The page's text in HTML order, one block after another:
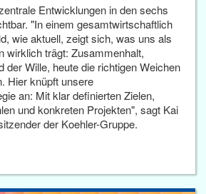
Entwicklungen in den sechs
"In einem gesamtwirtschaftlich
wie aktuell, zeigt sich, was uns als
wirklich trägt: Zusammenhalt,
der Wille, heute die richtigen Weichen
Hier knüpft unsere
an: Mit klar definierten Zielen,
und konkreten Projekten", sagt Kai
der Koehler-Gruppe.